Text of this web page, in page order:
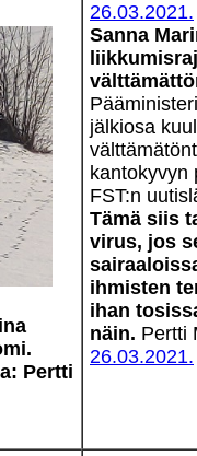
Pertti
26.03.2021.
Sanna
jälkiosa
kantokyvyn
FST:n
Tämä siis
virus, jos
ihmisten
ihan
näin. Pertti
26.03.2021.